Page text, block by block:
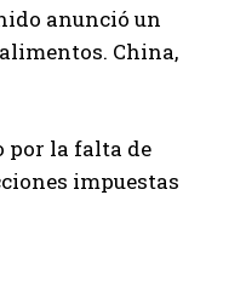
anunció un
China,
por la falta de
impuestas